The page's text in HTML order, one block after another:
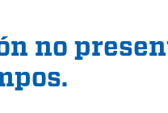
no